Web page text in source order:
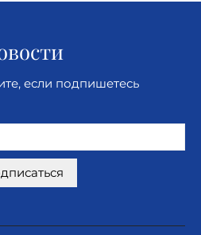
если подпишетесь